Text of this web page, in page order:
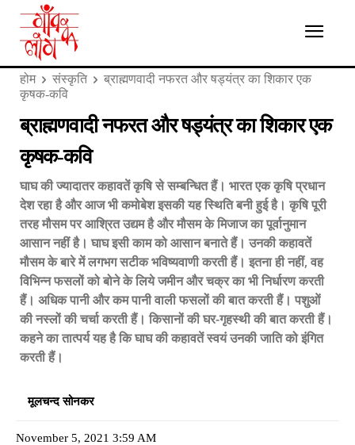
होम संस्कृति
ब्राह्मणवादी नफरत और षड्यंत्र का शिकार एक
कृषक-कवि
ब्राह्मणवादी नफरत और षड्यंत्र का शिकार एक
कृषक-कवि
घाघ की ज्यादातर कहावतें कृषि से सम्बन्धित हैं। भारत एक कृषि प्रधान
देश रहा है और आज भी कमोबेश इसकी यह स्थिति बनी हुई है। कृषि पूरी
तरह मौसम पर आश्रित उद्यम है और मौसम के मिजाज का पूर्वानुमान
आसान नहीं है। घाघ इसी काम को आसान बनाते हैं। उनकी कहावतें
मौसम के बारे में लगभग सटीक भविष्यवाणी करती हैं। इतना ही नहीं, वह
विभिन्न फसलों को बोने के लिये जमीन और चक्र का भी निर्धारण करती
हैं। अधिक पानी और कम पानी वाली फसलों की बात करती हैं। पशुओं
की नस्लों की चर्चा करती हैं। किसानों की घर-गृहस्थी की बात करती हैं।
कहने का तात्पर्य यह है कि घाघ की कहावतें स्वयं उनकी जाति को इंगित
करती हैं।
मूलचन्द सोनकर
November 5, 2021 3:59 AM